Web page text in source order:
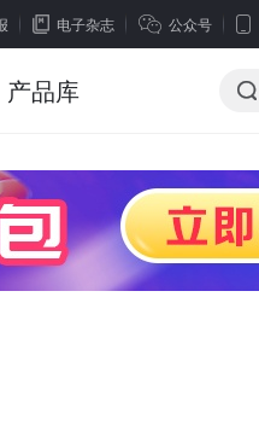
电子杂志 公众号
产品库